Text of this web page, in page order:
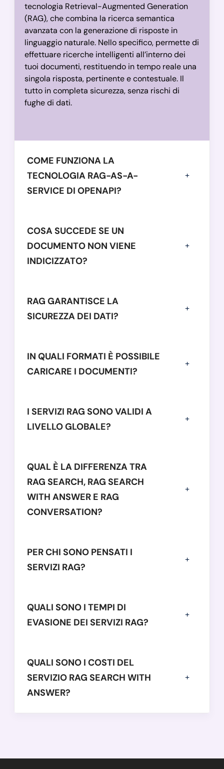
tecnologia Retrieval-Augmented Generation
(RAG), che combina la ricerca semantica
avanzata con la generazione di risposte in
linguaggio naturale. Nello specifico, permette di
effettuare ricerche intelligenti all’interno dei
tuoi documenti, restituendo in tempo reale una
singola risposta, pertinente e contestuale. Il
tutto in completa sicurezza, senza rischi di
fughe di dati.
COME FUNZIONA LA
TECNOLOGIA RAG-AS-A-
SERVICE DI OPENAPI?
COSA SUCCEDE SE UN
DOCUMENTO NON VIENE
INDICIZZATO?
RAG GARANTISCE LA
SICUREZZA DEI DATI?
IN QUALI FORMATI È POSSIBILE
CARICARE I DOCUMENTI?
I SERVIZI RAG SONO VALIDI A
LIVELLO GLOBALE?
QUAL È LA DIFFERENZA TRA
RAG SEARCH, RAG SEARCH
WITH ANSWER E RAG
CONVERSATION?
PER CHI SONO PENSATI I
SERVIZI RAG?
QUALI SONO I TEMPI DI
EVASIONE DEI SERVIZI RAG?
QUALI SONO I COSTI DEL
SERVIZIO RAG SEARCH WITH
ANSWER?